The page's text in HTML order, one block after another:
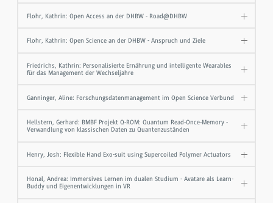
Flohr, Kathrin: Open Access an der DHBW - Road@DHBW
Flohr, Kathrin: Open Science an der DHBW - Anspruch und Ziele
Friedrichs, Kathrin: Personalisierte Ernährung und intelligente Wearables
für das Management der Wechseljahre
Ganninger, Aline: Forschungsdatenmanagement im Open Science Verbund
Hellstern, Gerhard: BMBF Projekt Q-ROM: Quantum Read-Once-Memory -
Verwandlung von klassischen Daten zu Quantenzuständen
Henry, Josh: Flexible Hand Exo-suit using Supercoiled Polymer Actuators
Honal, Andrea: Immersives Lernen im dualen Studium - Avatare als Learn-
Buddy und Eigenentwicklungen in VR